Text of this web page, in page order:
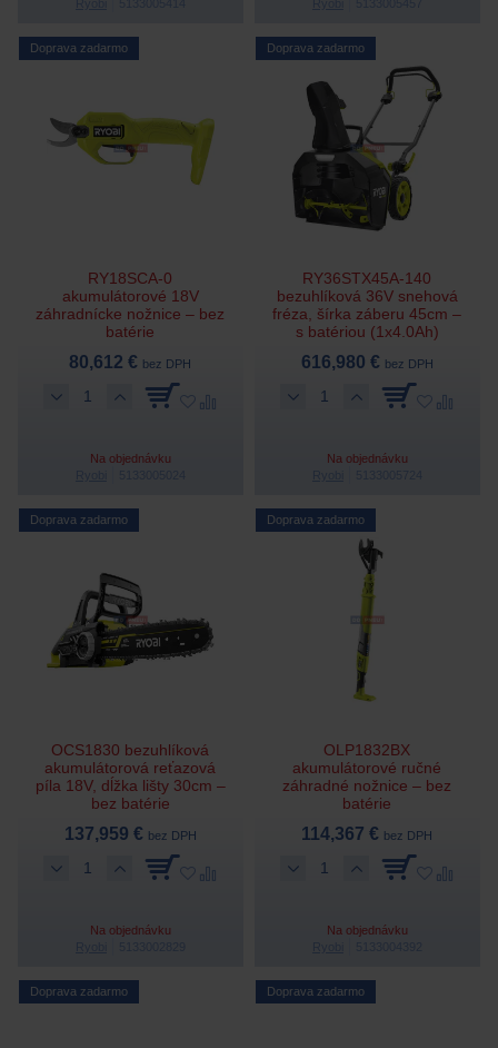
Doprava zadarmo
RY18SCA-0
akumulátorové 18V
záhradnícke nožnice – bez
batérie
80,612 € bez DPH
Na objednávku
Doprava zadarmo
RY36STX45A-140
bezuhlíková 36V snehová
fréza, šírka záberu 45cm –
s batériou (1x4.0Ah)
616,980 € bez DPH
Na objednávku
Doprava zadarmo
OCS1830 bezuhlíková
akumulátorová reťazová
píla 18V, dĺžka lišty 30cm –
bez batérie
137,959 € bez DPH
Na objednávku
Doprava zadarmo
OLP1832BX
akumulátorové ručné
záhradné nožnice – bez
batérie
114,367 € bez DPH
Na objednávku
Doprava zadarmo Doprava zadarmo